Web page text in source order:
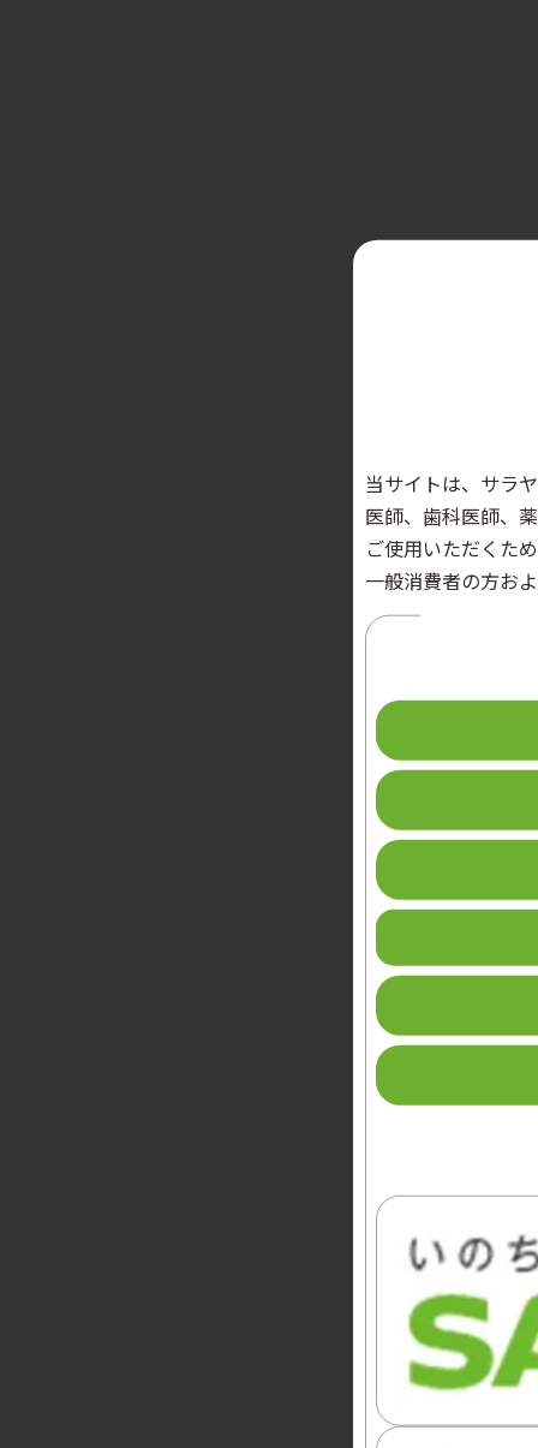
当サイトは、サラ
医師、歯科医師、
ご使用いただくた
一般消費者の方お